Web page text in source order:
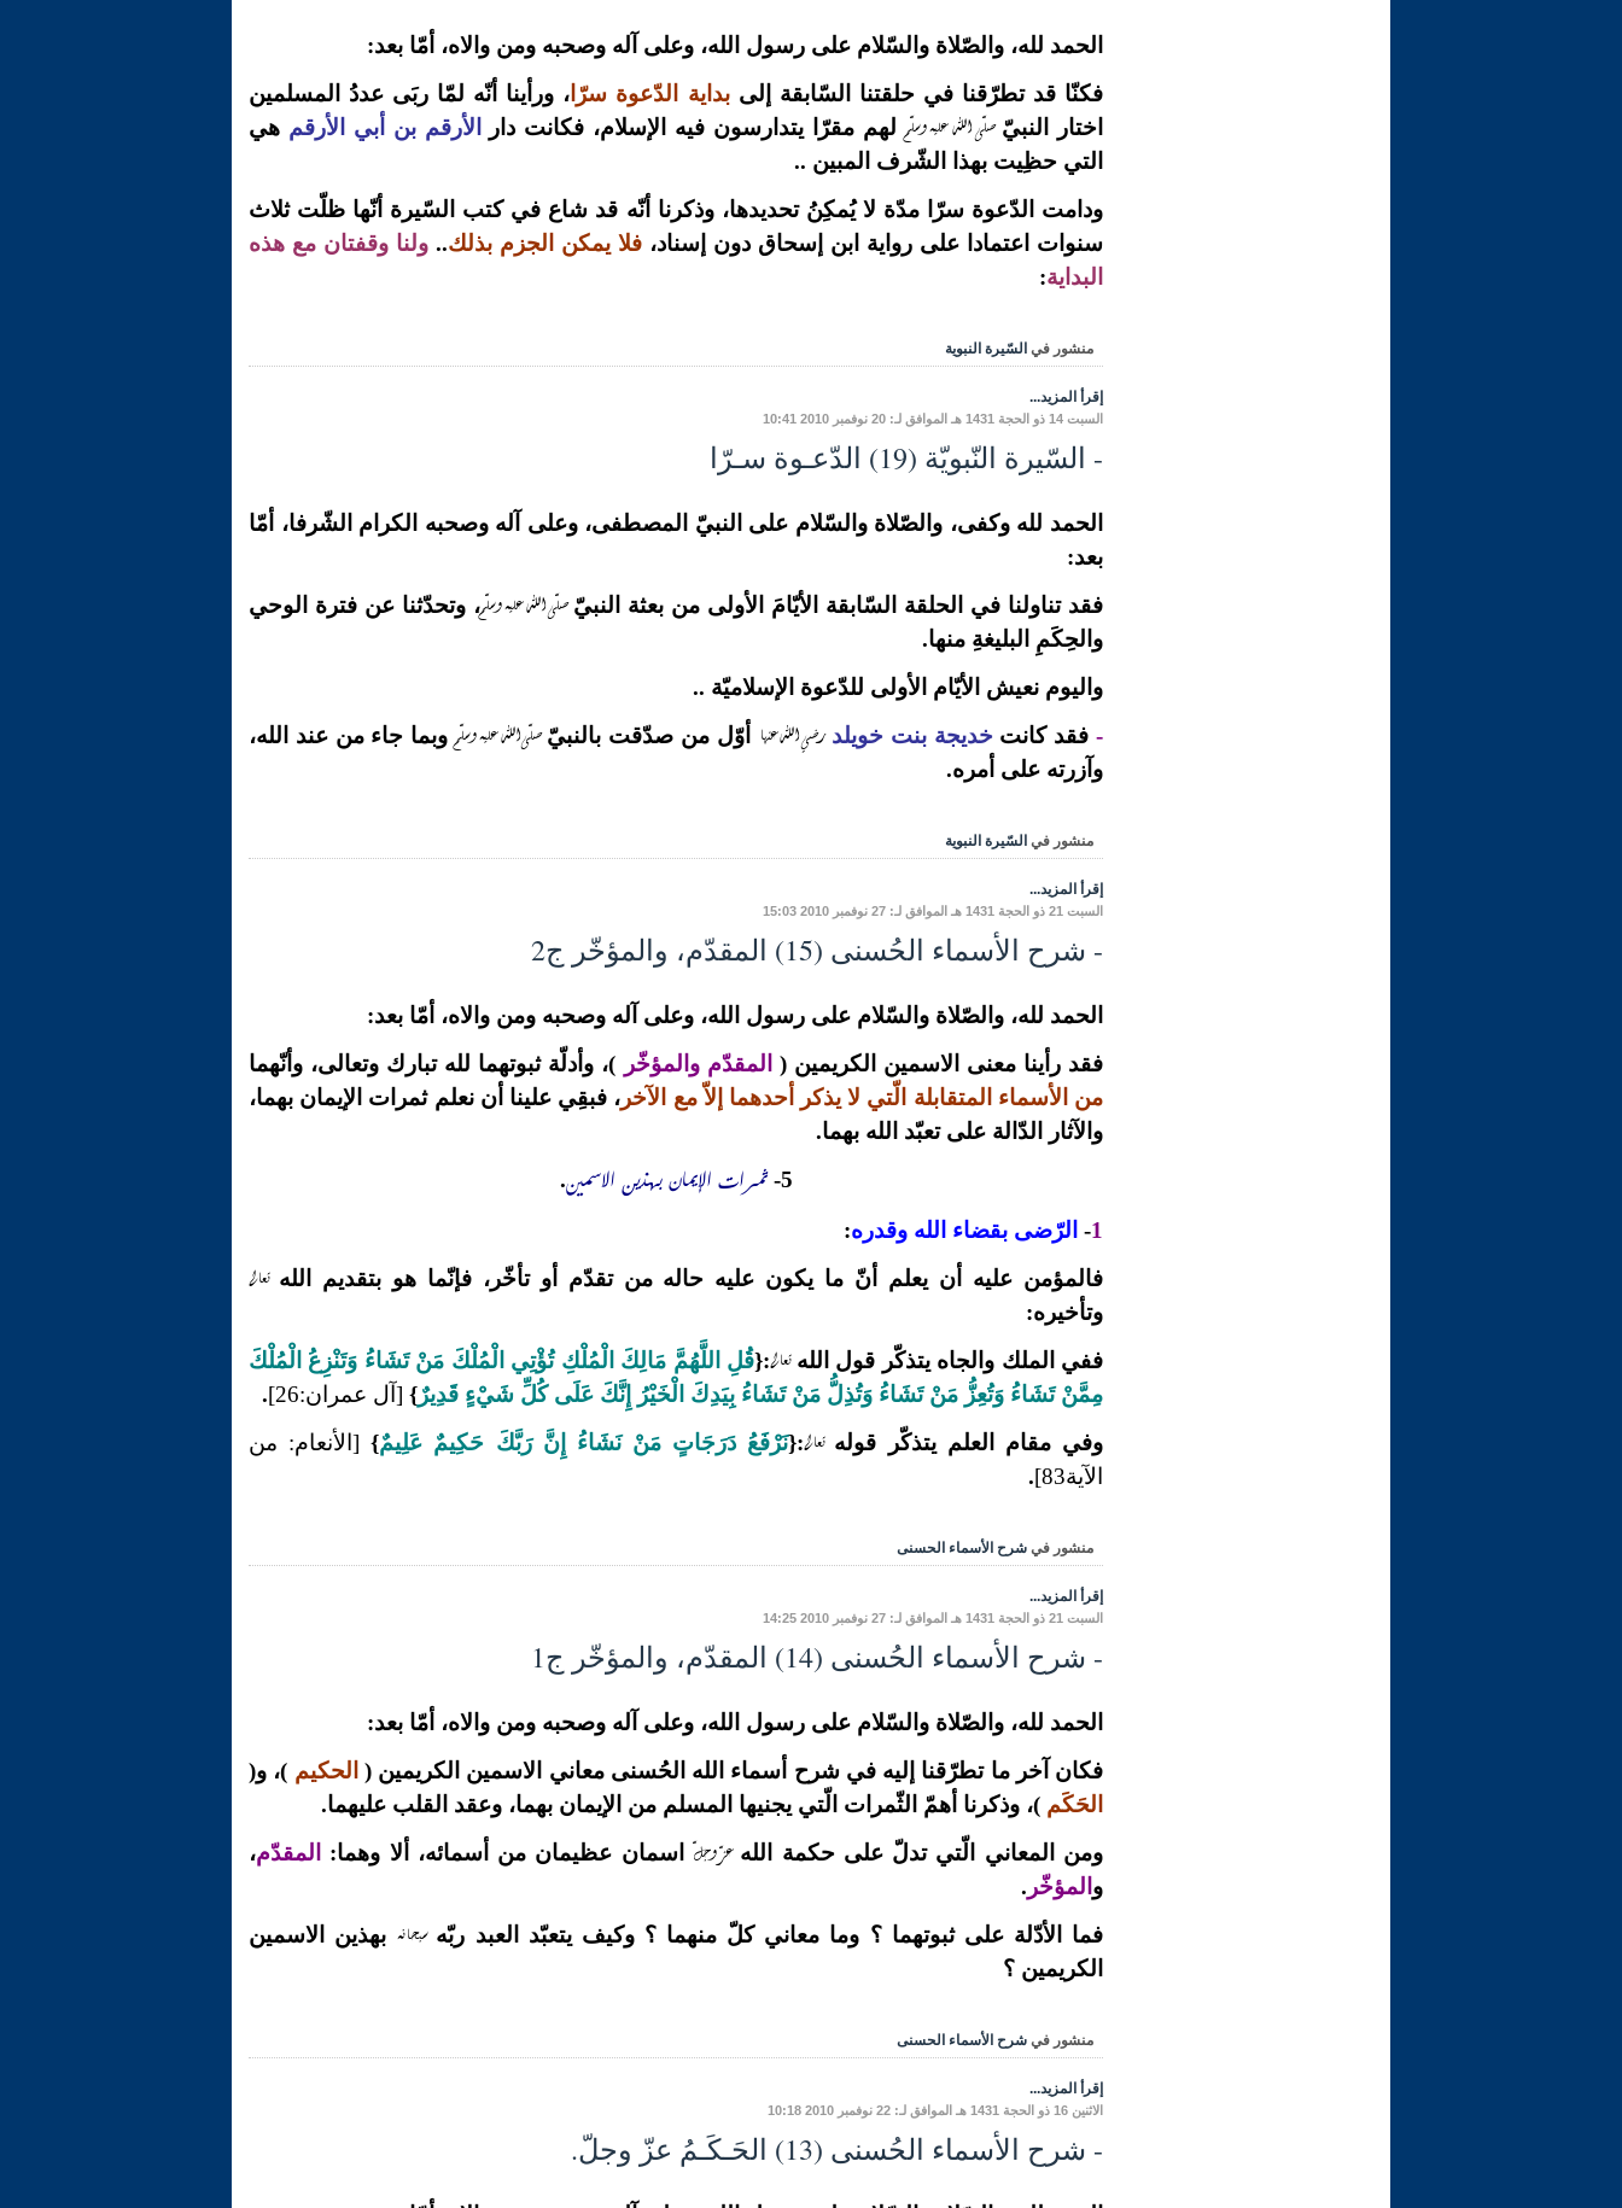
الحمد لله، والصّلاة والسّلام على رسول الله، وعلى آله وصحبه ومن والاه، أمّا بعد:
فكنّا قد تطرّقنا في حلقتنا السّابقة إلىبداية الدّعوة سرّا ، ورأينا أنّه لمّا ربَى عددُ المسلمين
اختار النبيّصلّى الله عليه وسلّم لهم مقرّا يتدارسون فيه الإسلام، فكانت دار الأرقم بن أبي الأرقم هي
التي حظِيت بهذا الشّرف المبين ..
ودامت الدّعوة سرّا مدّة لا يُمكِنُ تحديدها، وذكرنا أنّه قد شاع في كتب السّيرة أنّها ظلّت ثلاث
سنوات اعتمادا على رواية ابن إسحاق دون إسناد، فلا يمكن الجزم بذلك.. ولنا وقفتان مع هذه
البداية:
منشور في السّيرة النبوية
إقرأ المزيد...
السبت 14 ذو الحجة 1431 هـ الموافق لـ: 20 نوفمبر 2010 10:41
- السّيرة النّبويّة (19) الدّعـوة سـرّا
الحمد لله وكفى، والصّلاة والسّلام على النبيّ المصطفى، وعلى آله وصحبه الكرام الشّرفا، أمّا
بعد:
فقد تناولنا في الحلقة السّابقة الأيّامَ الأولى من بعثة النبيّصلّى الله عليه وسلّم، وتحدّثنا عن فترة الوحي
والحِكَمِ البليغةِ منها.
واليوم نعيش الأيّام الأولى للدّعوة الإسلاميّة ..
-فقد كانت خديجة بنت خويلد رضي الله عنها أوّل من صدّقت بالنبيّصلّى الله عليه وسلّم وبما جاء من عند الله،
وآزرته على أمره.
منشور في السّيرة النبوية
إقرأ المزيد...
السبت 21 ذو الحجة 1431 هـ الموافق لـ: 27 نوفمبر 2010 15:03
- شرح الأسماء الحُسنى (15) المقدّم، والمؤخّر ج2
الحمد لله، والصّلاة والسّلام على رسول الله، وعلى آله وصحبه ومن والاه، أمّا بعد:
فقد رأينا معنى الاسمين الكريمين ( المقدّم والمؤخّر )، وأدلّة ثبوتهما لله تبارك وتعالى، وأنّهما
من الأسماء المتقابلة الّتي لا يذكر أحدهما إلاّ مع الآخر ، فبقِي علينا أن نعلم ثمرات الإيمان بهما،
والآثار الدّالة على تعبّد الله بهما.
5- ثمرات الإيمان بهذين الاسمين.
1
- الرّضى بقضاء الله وقدره:
فالمؤمن عليه أن يعلم أنّ ما يكون عليه حاله من تقدّم أو تأخّر، فإنّما هو بتقديم اللهتعالى
وتأخيره:
ففي الملك والجاه يتذكّر قول اللهتعالى:{قُلِ اللَّهُمَّ مَالِكَ الْمُلْكِ تُؤْتِي الْمُلْكَ مَنْ تَشَاءُ وَتَنْزِعُ الْمُلْكَ
مِمَّنْ تَشَاءُ وَتُعِزُّ مَنْ تَشَاءُ وَتُذِلُّ مَنْ تَشَاءُ بِيَدِكَ الْخَيْرُ إِنَّكَ عَلَى كُلِّ شَيْءٍ قَدِيرٌ} [آل عمران:26]
.
وفي مقام العلم يتذكّر قولهتعالى:{نَرْفَعُ دَرَجَاتٍ مَنْ نَشَاءُ إِنَّ رَبَّكَ حَكِيمٌ عَلِيمٌ} [الأنعام: من
الآية83]
.
منشور في شرح الأسماء الحسنى
إقرأ المزيد...
السبت 21 ذو الحجة 1431 هـ الموافق لـ: 27 نوفمبر 2010 14:25
- شرح الأسماء الحُسنى (14) المقدّم، والمؤخّر ج1
الحمد لله، والصّلاة والسّلام على رسول الله، وعلى آله وصحبه ومن والاه، أمّا بعد:
فكان آخر ما تطرّقنا إليه في شرح أسماء الله الحُسنى معاني الاسمين الكريمين ( الحكيم )، و(
الحَكَم )، وذكرنا أهمّ الثّمرات الّتي يجنيها المسلم من الإيمان بهما، وعقد القلب عليهما.
ومن المعاني الّتي تدلّ على حكمة اللهعزّ وجلّ اسمان عظيمان من أسمائه، ألا وهما: المقدّم،
و المؤخّر .
فما الأدّلة على ثبوتهما ؟ وما معاني كلّ منهما ؟ وكيف يتعبّد العبد ربّهسبحانه بهذين الاسمين
الكريمين ؟
منشور في شرح الأسماء الحسنى
إقرأ المزيد...
الاثنين 16 ذو الحجة 1431 هـ الموافق لـ: 22 نوفمبر 2010 10:18
- شرح الأسماء الحُسنى (13) الحَـكَـمُ عزّ وجلّ.